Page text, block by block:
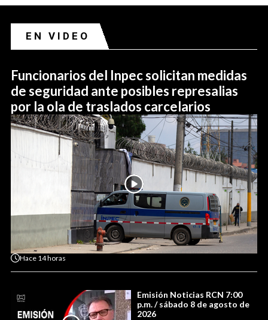
EN VIDEO
Funcionarios del Inpec solicitan medidas
de seguridad ante posibles represalias
por la ola de traslados carcelarios
Hace 14 horas
Emisión Noticias RCN 7:00
p.m. / sábado 8 de agosto de
2026